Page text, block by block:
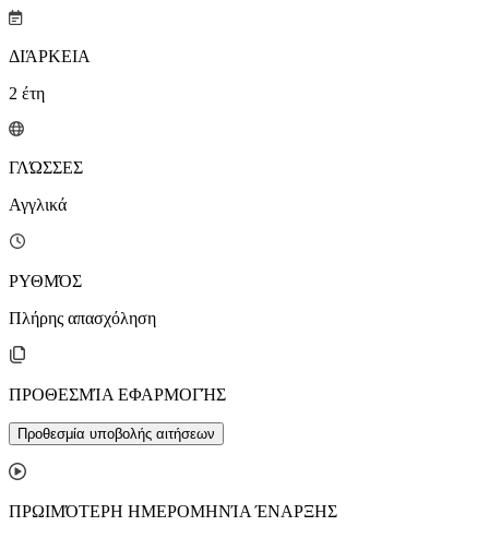
ΔΙΆΡΚΕΙΑ
2 έτη
ΓΛΏΣΣΕΣ
Αγγλικά
ΡΥΘΜΌΣ
Πλήρης απασχόληση
ΠΡΟΘΕΣΜΊΑ ΕΦΑΡΜΟΓΉΣ
Προθεσμία υποβολής αιτήσεων
ΠΡΩΙΜΌΤΕΡΗ ΗΜΕΡΟΜΗΝΊΑ ΈΝΑΡΞΗΣ